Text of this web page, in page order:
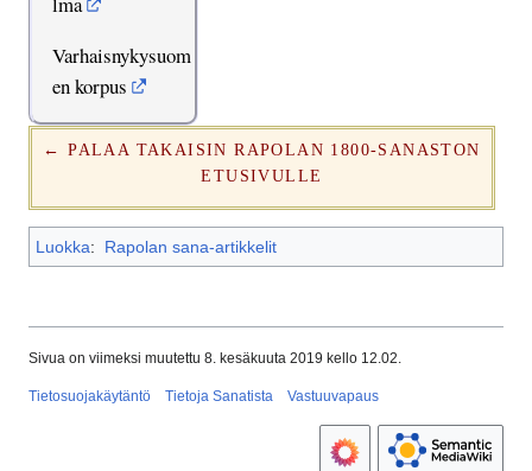
Varhaisnykysuom
en korpus
← PALAA TAKAISIN RAPOLAN 1800-SANASTON
ETUSIVULLE
Luokka: Rapolan sana-artikkelit
Sivua on viimeksi muutettu 8. kesäkuuta 2019 kello 12.02.
Tietosuojakäytäntö Tietoja Sanatista Vastuuvapaus